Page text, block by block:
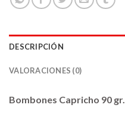
DESCRIPCIÓN
VALORACIONES (0)
Bombones Capricho 90 gr.